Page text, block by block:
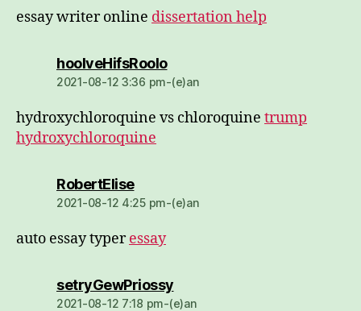
essay writer online dissertation help
hoolveHifsRoolodio:
2021-08-12 3:36 pm-(e)an
hydroxychloroquine vs chloroquine trump
hydroxychloroquine
RobertElisedio:
2021-08-12 4:25 pm-(e)an
auto essay typeressay
setryGewPriossydio:
2021-08-12 7:18 pm-(e)an